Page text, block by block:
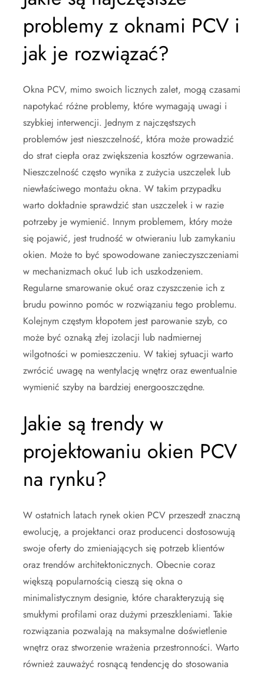
problemy z oknami PCV i
jak je rozwiązać?
Okna PCV, mimo swoich licznych zalet, mogą czasami
napotykać różne problemy, które wymagają uwagi i
szybkiej interwencji. Jednym z najczęstszych
problemów jest nieszczelność, która może prowadzić
do strat ciepła oraz zwiększenia kosztów ogrzewania.
Nieszczelność często wynika z zużycia uszczelek lub
niewłaściwego montażu okna. W takim przypadku
warto dokładnie sprawdzić stan uszczelek i w razie
potrzeby je wymienić. Innym problemem, który może
się pojawić, jest trudność w otwieraniu lub zamykaniu
okien. Może to być spowodowane zanieczyszczeniami
w mechanizmach okuć lub ich uszkodzeniem.
Regularne smarowanie okuć oraz czyszczenie ich z
brudu powinno pomóc w rozwiązaniu tego problemu.
Kolejnym częstym kłopotem jest parowanie szyb, co
może być oznaką złej izolacji lub nadmiernej
wilgotności w pomieszczeniu. W takiej sytuacji warto
zwrócić uwagę na wentylację wnętrz oraz ewentualnie
wymienić szyby na bardziej energooszczędne.
Jakie są trendy w
projektowaniu okien PCV
na rynku?
W ostatnich latach rynek okien PCV przeszedł znaczną
ewolucję, a projektanci oraz producenci dostosowują
swoje oferty do zmieniających się potrzeb klientów
oraz trendów architektonicznych. Obecnie coraz
większą popularnością cieszą się okna o
minimalistycznym designie, które charakteryzują się
smukłymi profilami oraz dużymi przeszkleniami. Takie
rozwiązania pozwalają na maksymalne doświetlenie
wnętrz oraz stworzenie wrażenia przestronności. Warto
również zauważyć rosnącą tendencję do stosowania